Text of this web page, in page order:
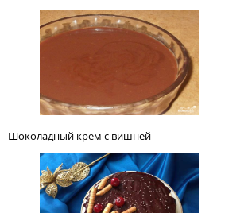
Шоколадный крем с вишней